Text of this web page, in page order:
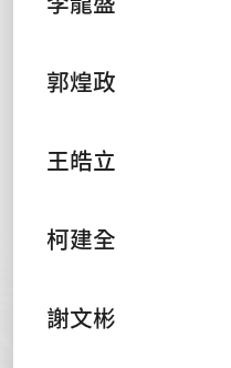
郭煌政
王皓立
柯建全
謝文彬